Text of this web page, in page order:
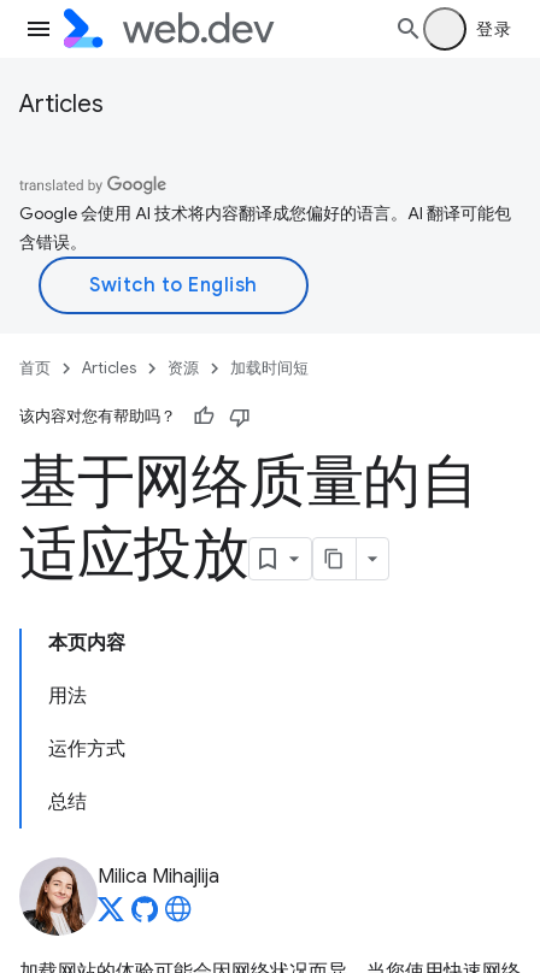
登录
Articles
Google 会使用 AI 技术将内容翻译成您偏好的语言。AI 翻译可能包
含错误。
首页 Articles 资源 加载时间短
该内容对您有帮助吗？
基于网络质量的自
适应投放
本页内容
用法
运作方式
总结
Milica Mihajlija